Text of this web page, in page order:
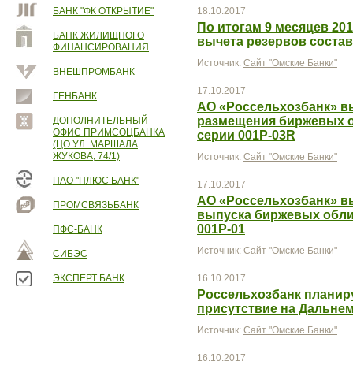
БАНК "ФК ОТКРЫТИЕ"
БАНК ЖИЛИЩНОГО
ФИНАНСИРОВАНИЯ
ВНЕШПРОМБАНК
ГЕНБАНК
ДОПОЛНИТЕЛЬНЫЙ
ОФИС ПРИМСОЦБАНКА
(ЦО УЛ. МАРШАЛА
ЖУКОВА, 74/1)
ПАО "ПЛЮС БАНК"
ПРОМСВЯЗЬБАНК
ПФС-БАНК
СИБЭС
ЭКСПЕРТ БАНК
18.10.2017
По итогам 9 месяцев
вычета резервов
Источник: Сайт "Омские Банки"
17.10.2017
АО «Россельхозбанк»
размещения биржевых
серии 001Р-03R
Источник: Сайт "Омские Банки"
17.10.2017
АО «Россельхозбанк»
выпуска биржевых
001Р-01
Источник: Сайт "Омские Банки"
16.10.2017
Россельхозбанк
присутствие на
Источник: Сайт "Омские Банки"
16.10.2017